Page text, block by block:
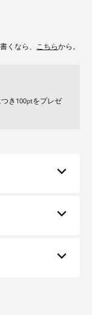
いなラインを保ちま
くなら、 こちらから。
き100ptをプレゼ